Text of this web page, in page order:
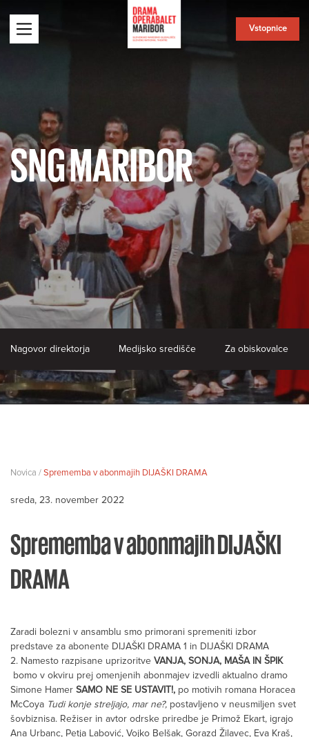
Vstopnice
SNG MARIBOR
Nagovor direktorja Medijsko središče Za obiskovalce
Novica /Sprememba v abonmajih DIJAŠKI DRAMA
sreda, 23. november 2022
Sprememba v abonmajih DIJAŠKI
DRAMA
Zaradi bolezni v ansamblu smo primorani spremeniti izbor
predstave za abonente DIJAŠKI DRAMA 1 in DIJAŠKI DRAMA
2. Namesto razpisane uprizoritve VANJA, SONJA, MAŠA IN ŠPIK
bomo v okviru prej omenjenih abonmajev izvedli aktualno dramo
Simone Hamer SAMO NE SE USTAVIT!, po motivih romana Horacea
McCoya Tudi konje streljajo, mar ne?, postavljeno v neusmiljen svet
šovbiznisa. Režiser in avtor odrske priredbe je Primož Ekart, igrajo
Ana Urbanc, Petja Labović, Vojko Belšak, Gorazd Žilavec, Eva Kraš,